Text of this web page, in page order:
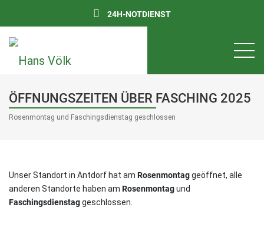
24H-NOTDIENST
ÖFFNUNGSZEITEN ÜBER FASCHING 2025
Rosenmontag und Faschingsdienstag geschlossen
Unser Standort in Antdorf hat am Rosenmontaggeöffnet, alle
anderen Standorte haben am Rosenmontagund
Faschingsdienstaggeschlossen.